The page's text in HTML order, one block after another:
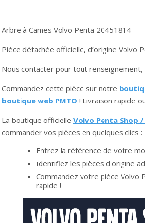
Arbre à Cames Volvo Penta 20451814
Pièce détachée officielle, d’origine Volvo
Nous contacter pour tout
Commandez cette pièce sur notre
boutique web PMTO ! Livraison rapide
La boutique officielle Volvo Penta Shop
commander vos pièces en quelques clics :
Entrez la référence de votre
Identifiez les pièces d'origine
Commandez votre pièce Volvo
rapide !